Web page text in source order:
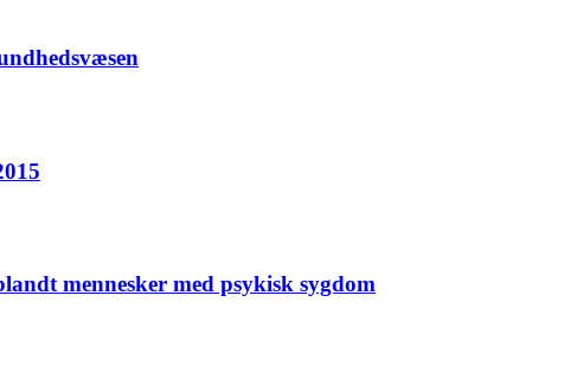
mennesker med psykisk sygdom